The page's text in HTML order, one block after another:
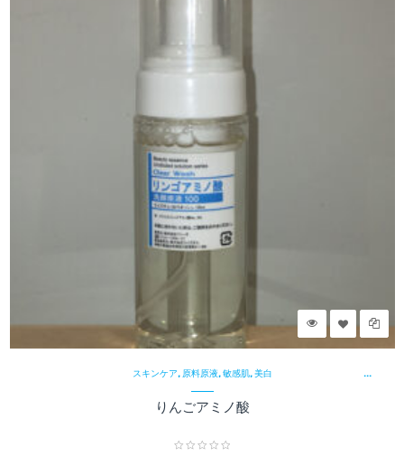
¥
スキンケア, 原料原液, 敏感肌, 美白
りんごアミノ酸